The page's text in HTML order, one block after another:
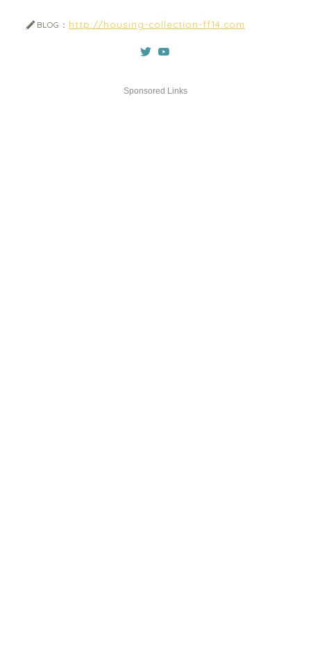
BLOG： http://housing-collection-ff14.com
Sponsored Links